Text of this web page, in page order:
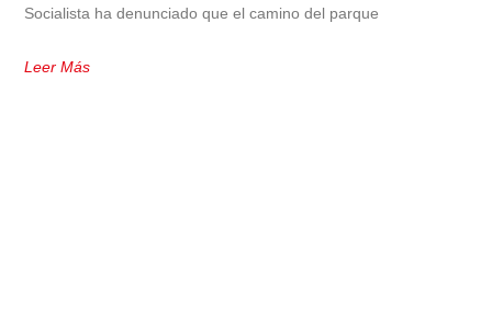
Socialista ha denunciado que el camino del parque
Leer Más